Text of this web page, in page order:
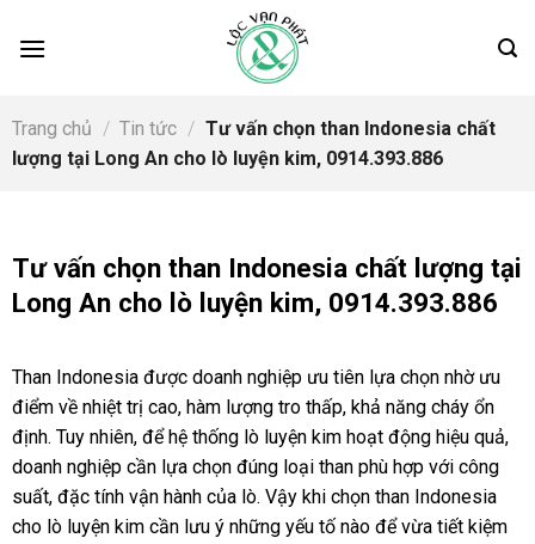
Trang chủ / Tin tức / Tư vấn chọn than Indonesia chất
lượng tại Long An cho lò luyện kim, 0914.393.886
Tư vấn chọn than Indonesia chất lượng tại
Long An cho lò luyện kim, 0914.393.886
Than Indonesia được doanh nghiệp ưu tiên lựa chọn nhờ ưu
điểm về nhiệt trị cao, hàm lượng tro thấp, khả năng cháy ổn
định. Tuy nhiên, để hệ thống lò luyện kim hoạt động hiệu quả,
doanh nghiệp cần lựa chọn đúng loại than phù hợp với công
suất, đặc tính vận hành của lò. Vậy khi chọn than Indonesia
cho lò luyện kim cần lưu ý những yếu tố nào để vừa tiết kiệm